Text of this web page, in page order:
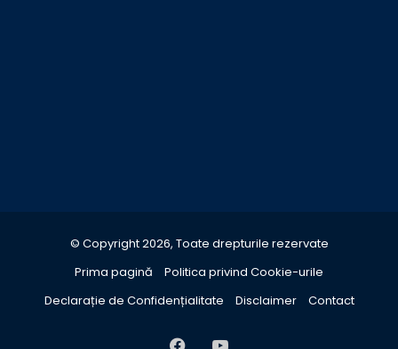
© Copyright 2026, Toate drepturile rezervate
Prima pagină
Politica privind Cookie-urile
Declarație de Confidențialitate
Disclaimer Contact
FacebookYouTube